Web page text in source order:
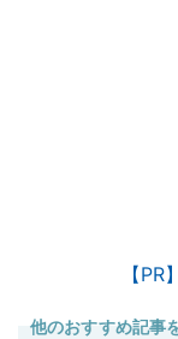
【
他のおすすめ記事